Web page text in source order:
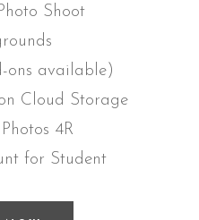
Shoot
ons available)
Cloud Storage
4R
for Student